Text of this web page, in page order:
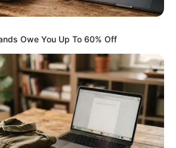
Owe You Up To 60% Off